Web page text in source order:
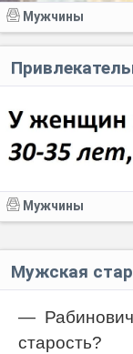
Мужчины
Мужчины
Мужская
—
старость?